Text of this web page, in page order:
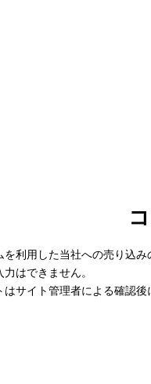
を利用した当社への売り込み
はできません。
はサイト管理者による確認後